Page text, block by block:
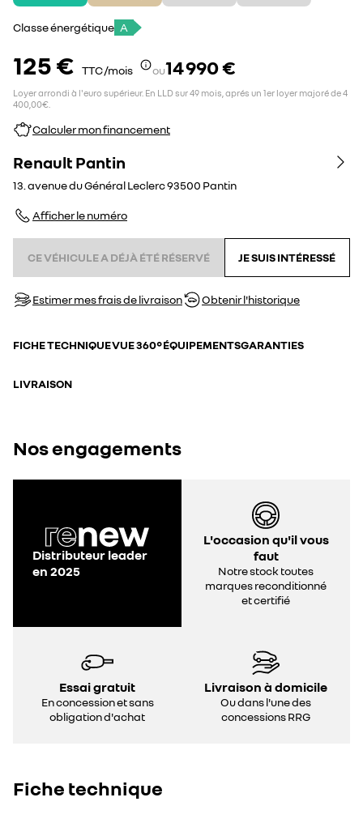
Classe énergétique A
125 € TTC /mois ou14 990 €
Loyer arrondi à l'euro supérieur. En LLD sur 49 mois, aprés un 1er loyer majoré de 4
400,00€.
Calculer mon financement
Renault Pantin
13. avenue du Général Leclerc93500 Pantin
Afficher le numéro
CE VÉHICULE A DÉJÀ ÉTÉ RÉSERVÉ JE SUIS INTÉRESSÉ
Estimer mes frais de livraison Obtenir l'historique
FICHE TECHNIQUEVUE 360°ÉQUIPEMENTSGARANTIES
LIVRAISON
Nos engagements
Distributeur leader
en 2025
L'occasion qu'il vous
faut
Notre stock toutes
marques reconditionné
et certifié
Essai gratuit
En concession et sans
obligation d'achat
Livraison à domicile
Ou dans l'une des
concessions RRG
Fiche technique